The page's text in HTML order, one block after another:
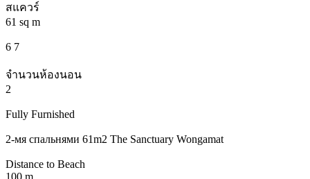
สแควร์
61 sq m
6 7
จำนวนห้องนอน
2
Fully Furnished
2-мя спальнями 61m2 The Sanctuary Wongamat
Distance to Beach
100 m